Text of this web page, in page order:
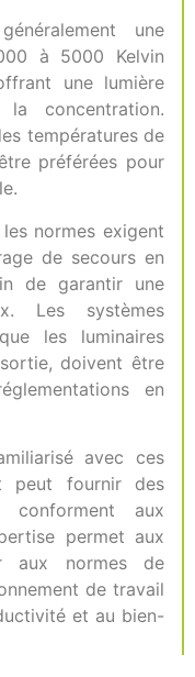
une
à 5000 Kelvin
une lumière
concentration.
températures de
préférées pour
normes exigent
de secours en
de garantir une
Les systèmes
les luminaires
doivent être
en
avec ces
peut fournir des
conforment aux
permet aux
aux normes de
de travail
et au bien-